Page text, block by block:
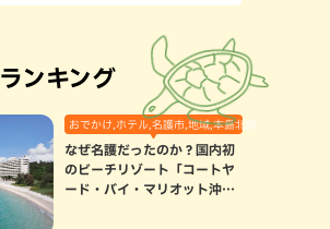
ランキング
おでかけ,ホテル,名護市,地域,本島北部
なぜ名護だったのか？国内初
のビーチリゾート「コートヤ
ード・バイ・マリオット沖縄